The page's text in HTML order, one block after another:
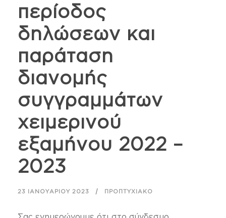
περίοδος
δηλώσεων και
παράταση
διανομής
συγγραμμάτων
χειμερινού
εξαμήνου 2022 –
2023
23 ΙΑΝΟΥΑΡΊΟΥ 2023 ΠΡΟΠΤΥΧΙΑΚΌ